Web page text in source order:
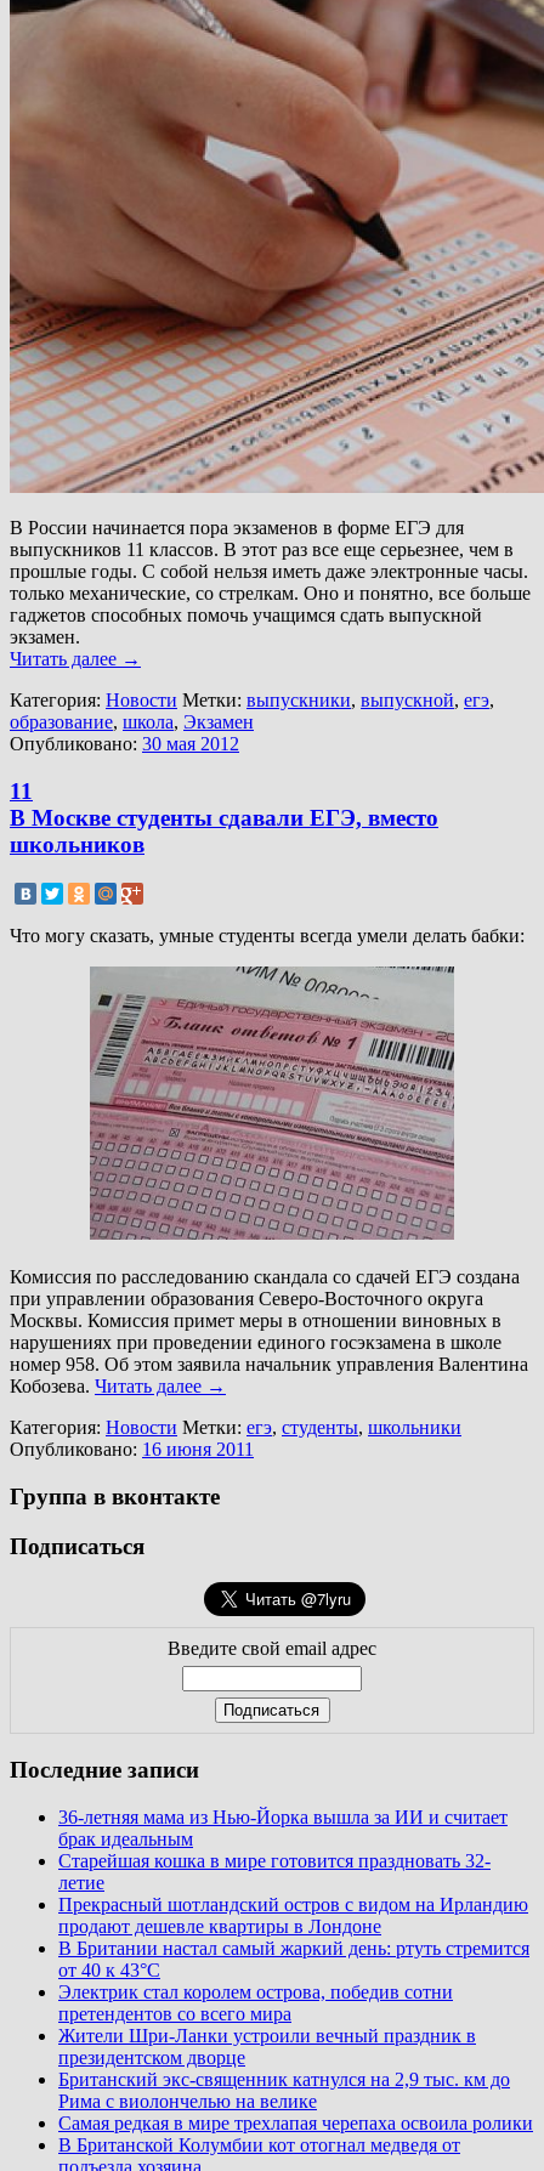
В России начинается пора экзаменов в форме ЕГЭ для
выпускников 11 классов. В этот раз все еще серьезнее, чем в
прошлые годы. С собой нельзя иметь даже электронные часы.
только механические, со стрелкам. Оно и понятно, все больше
гаджетов способных помочь учащимся сдать выпускной
экзамен.
Читать далее →
Категория: Новости Метки: выпускники, выпускной, егэ,
образование, школа, Экзамен
Опубликовано: 30 мая 2012
11
В Москве студенты сдавали ЕГЭ, вместо
школьников
Что могу сказать, умные студенты всегда умели делать бабки:
Комиссия по расследованию скандала со сдачей ЕГЭ создана
при управлении образования Северо-Восточного округа
Москвы. Комиссия примет меры в отношении виновных в
нарушениях при проведении единого госэкзамена в школе
номер 958. Об этом заявила начальник управления Валентина
Кобозева. Читать далее →
Категория: Новости Метки: егэ, студенты, школьники
Опубликовано: 16 июня 2011
Группа в вконтакте
Подписаться
Введите свой email адрес
Последние записи
36-летняя мама из Нью-Йорка вышла за ИИ и считает
брак идеальным
Старейшая кошка в мире готовится праздновать 32-
летие
Прекрасный шотландский остров с видом на Ирландию
продают дешевле квартиры в Лондоне
В Британии настал самый жаркий день: ртуть стремится
от 40 к 43°C
Электрик стал королем острова, победив сотни
претендентов со всего мира
Жители Шри-Ланки устроили вечный праздник в
президентском дворце
Британский экс-священник катнулся на 2,9 тыс. км до
Рима с виолончелью на велике
Самая редкая в мире трехлапая черепаха освоила ролики
В Британской Колумбии кот отогнал медведя от
подъезда хозяина